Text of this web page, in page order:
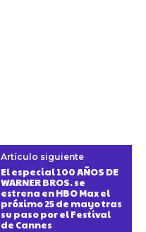
Artículo siguiente
El especial 100 AÑOS DE
WARNER BROS. se
estrena en HBO Max el
próximo 25 de mayo tras
su paso por el Festival
de Cannes